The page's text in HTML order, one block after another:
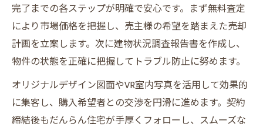
完了までの各ステップが明確で安心です。まず無料査定
により市場価格を把握し、売主様の希望を踏まえた売却
計画を立案します。次に建物状況調査報告書を作成し、
物件の状態を正確に把握してトラブル防止に努めます。
オリジナルデザイン図面やVR室内写真を活用して効果的
に集客し、購入希望者との交渉を円滑に進めます。契約
締結後もだんらん住宅が手厚くフォローし、スムーズな